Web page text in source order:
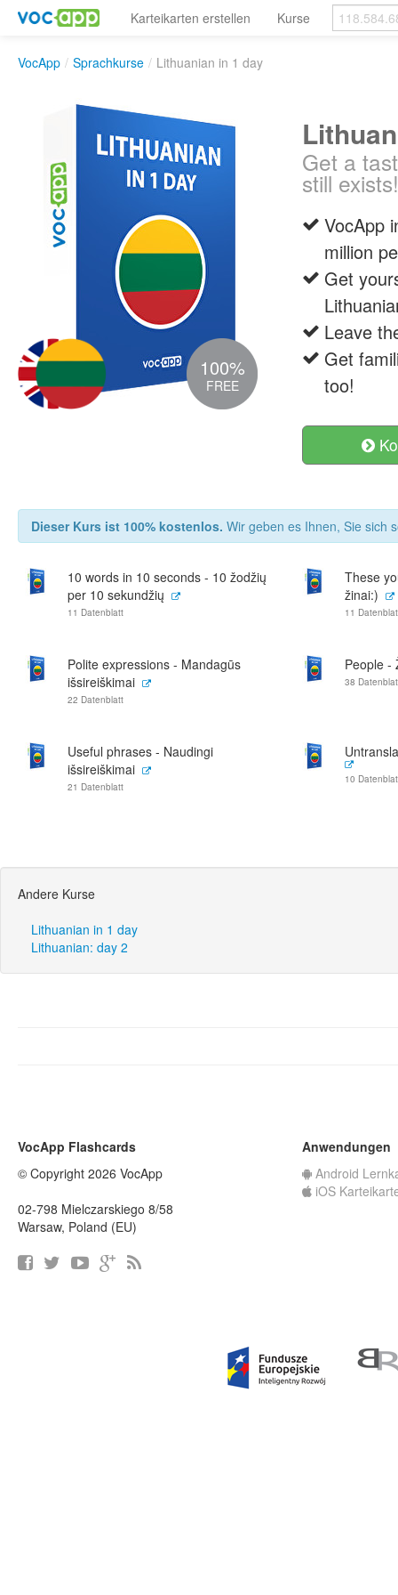
Karteikarten erstellen Kurse
VocApp / Sprachkurse / Lithuanian in 1 day
100%
FREE
Get a
still exists!
VocApp
million
Get
Leave
Get
too!
Dieser Kurs ist 100% kostenlos. Wir geben es Ihnen, Sie sich
10 words in 10 seconds - 10 žodžių
per 10 sekundžių
11 Datenblatt
These
žinai:)
11
Polite expressions - Mandagūs
išsireiškimai
22 Datenblatt
People -
38
Useful phrases - Naudingi
išsireiškimai
21 Datenblatt
10
Andere Kurse
Lithuanian in 1 day
Lithuanian: day 2
VocApp Flashcards
© Copyright 2026 VocApp
02-798 Mielczarskiego 8/58
Warsaw, Poland (EU)
Anwendungen
Android
iOS